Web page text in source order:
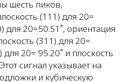
шесть пиков,
(111) для 20=
для 20=50.51˚, ориентация
(311) для 20=
для 20= 95.20˚ и плоскость
сигнал указывает на
и кубическую